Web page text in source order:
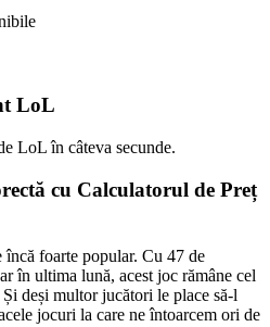
LoL
LoL în câteva secunde.
cu Calculatorul de Preț
foarte popular. Cu 47 de
în ultima lună, acest joc rămâne cel
deși multor jucători le place să-l
jocuri la care ne întoarcem ori de